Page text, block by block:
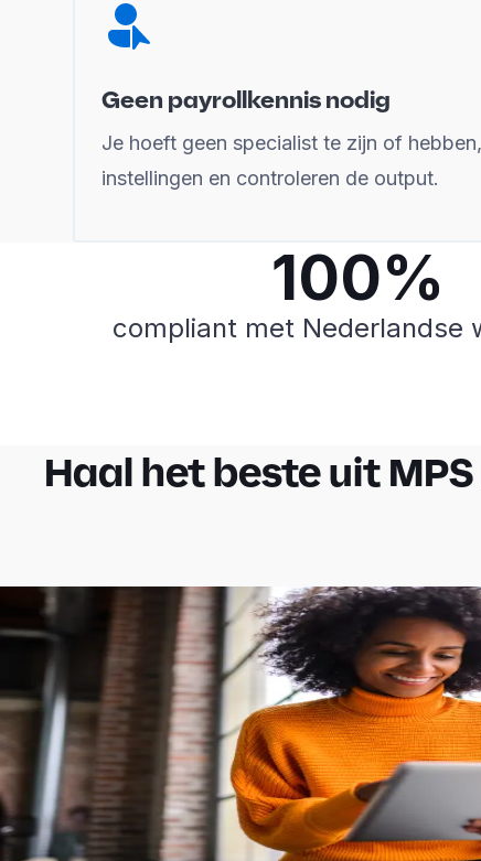
Geen payrollkennis nodig
Je hoeft geen specialist te zijn of
instellingen en controleren de output.
100%
compliant met Nederlandse
Haal het beste uit